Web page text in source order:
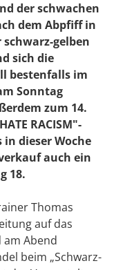
der schwachen
dem Abpfiff in
gelben
sich die
bestenfalls im
Sonntag
zum 14.
RACISM"-
dieser Woche
auch ein
18.
Thomas
auf das
Abend
beim „Schwarz-